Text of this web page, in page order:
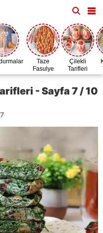
Taze
Fasulye
Zamanı
Çilekli
Tarifleri
- Sayfa 7 / 10